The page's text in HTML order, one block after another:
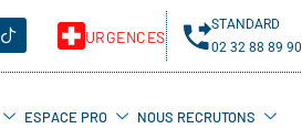
URGENCES
STANDARD
02 32 88 89 90
ESPACE PRO NOUS RECRUTONS